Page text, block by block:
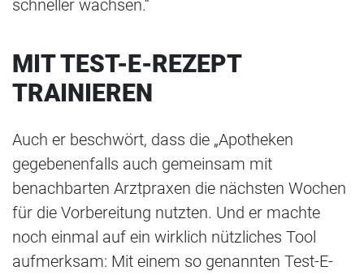
schneller wachsen.“
MIT TEST-E-REZEPT
TRAINIEREN
Auch er beschwört, dass die „Apotheken
gegebenenfalls auch gemeinsam mit
benachbarten Arztpraxen die nächsten Wochen
für die Vorbereitung nutzten. Und er machte
noch einmal auf ein wirklich nützliches Tool
aufmerksam: Mit einem so genannten Test-E-